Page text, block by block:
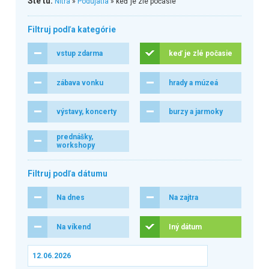
Filtruj podľa kategórie
vstup zdarma keď je zlé počasie
zábava vonku hrady a múzeá
výstavy, koncerty burzy a jarmoky
prednášky,
workshopy
Filtruj podľa dátumu
Na dnes Na zajtra
Na víkend Iný dátum